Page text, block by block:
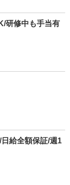
研修中も手当有
給全額保証/週1